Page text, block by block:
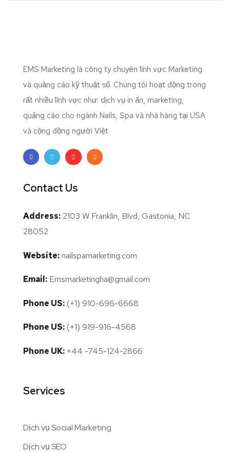
EMS Marketing là công ty chuyên lĩnh vực Marketing
và quảng cáo kỹ thuật số. Chúng tôi hoạt động trong
rất nhiều lĩnh vực như: dịch vụ in ấn, marketing,
quảng cáo cho ngành Nails, Spa và nhà hàng tại USA
và cộng đồng người Việt
Contact Us
Address: 2103 W Franklin, Blvd, Gastonia, NC
28052
Website:nailspamarketing.com
Email: Emsmarketingha@gmail.com
Phone US: (+1) 910-696-6668
Phone US: (+1) 919-916-4568
Phone UK: +44 -745-124-2866
Services
Dịch vụ Social Marketing
Dịch vụ SEO